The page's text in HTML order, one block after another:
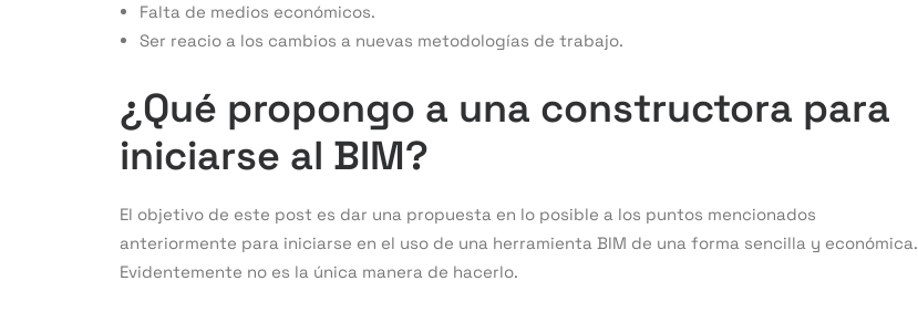
Falta de medios económicos.
Ser reacio a los cambios a nuevas metodologías de trabajo.
¿Qué propongo a una constructora para
iniciarse al BIM?
El objetivo de este post es dar una propuesta en lo posible a los puntos mencionados
anteriormente para iniciarse en el uso de una herramienta BIM de una forma sencilla y económica.
Evidentemente no es la única manera de hacerlo.